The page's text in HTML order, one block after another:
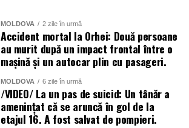
MOLDOVA 2 zile în urmă
Accident mortal la Orhei: Două persoane
au murit după un impact frontal între o
mașină și un autocar plin cu pasageri.
MOLDOVA 6 zile în urmă
/VIDEO/ La un pas de suicid: Un tânăr a
amenințat că se aruncă în gol de la
etajul 16. A fost salvat de pompieri.